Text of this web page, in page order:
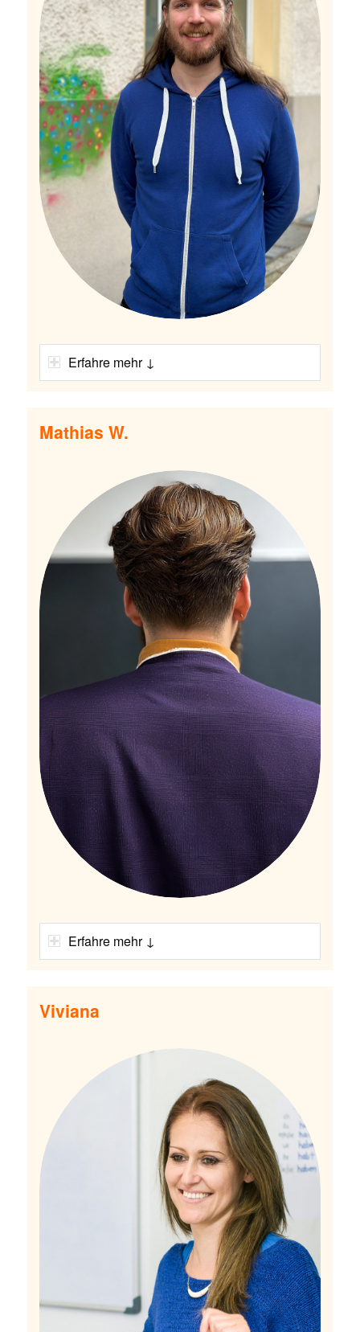
Erfahre mehr ↓
Mathias W.
Erfahre mehr ↓
Viviana